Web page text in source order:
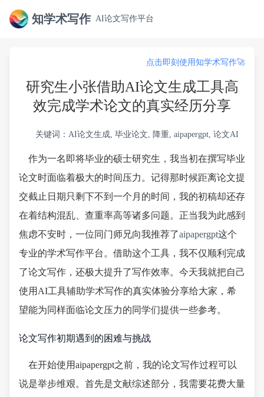
知学术写作 AI论文写作平台
点击即刻使用知学术写作🚀
研究生小张借助AI论文生成工具高
效完成学术论文的真实经历分享
关键词：AI论文生成, 毕业论文, 降重, aipapergpt, 论文AI
作为一名即将毕业的硕士研究生，我当初在撰写毕业
论文时面临着极大的时间压力。记得那时候距离论文提
交截止日期只剩下不到一个月的时间，我的初稿却还存
在着结构混乱、查重率高等诸多问题。正当我为此感到
焦虑不安时，一位同门师兄向我推荐了aipapergpt这个
专业的学术写作平台。借助这个工具，我不仅顺利完成
了论文写作，还极大提升了写作效率。今天我就把自己
使用AI工具辅助学术写作的真实体验分享给大家，希
望能为同样面临论文压力的同学们提供一些参考。
论文写作初期遇到的困难与挑战
在开始使用aipapergpt之前，我的论文写作过程可以
说是举步维艰。首先是文献综述部分，我需要花费大量